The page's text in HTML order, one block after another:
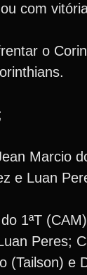
com
o
Marcio
e Luan
1ªT
Peres;
(Tailson) e